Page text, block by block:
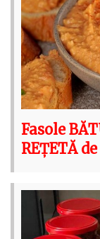
Fasole
REȚETĂ